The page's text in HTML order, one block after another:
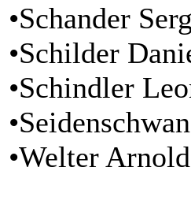
•Schander
•Schilder
•Schindler
•Welter Arnold